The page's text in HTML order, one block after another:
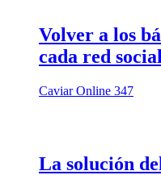
Volver a los
cada red social
Caviar Online 347
La solución